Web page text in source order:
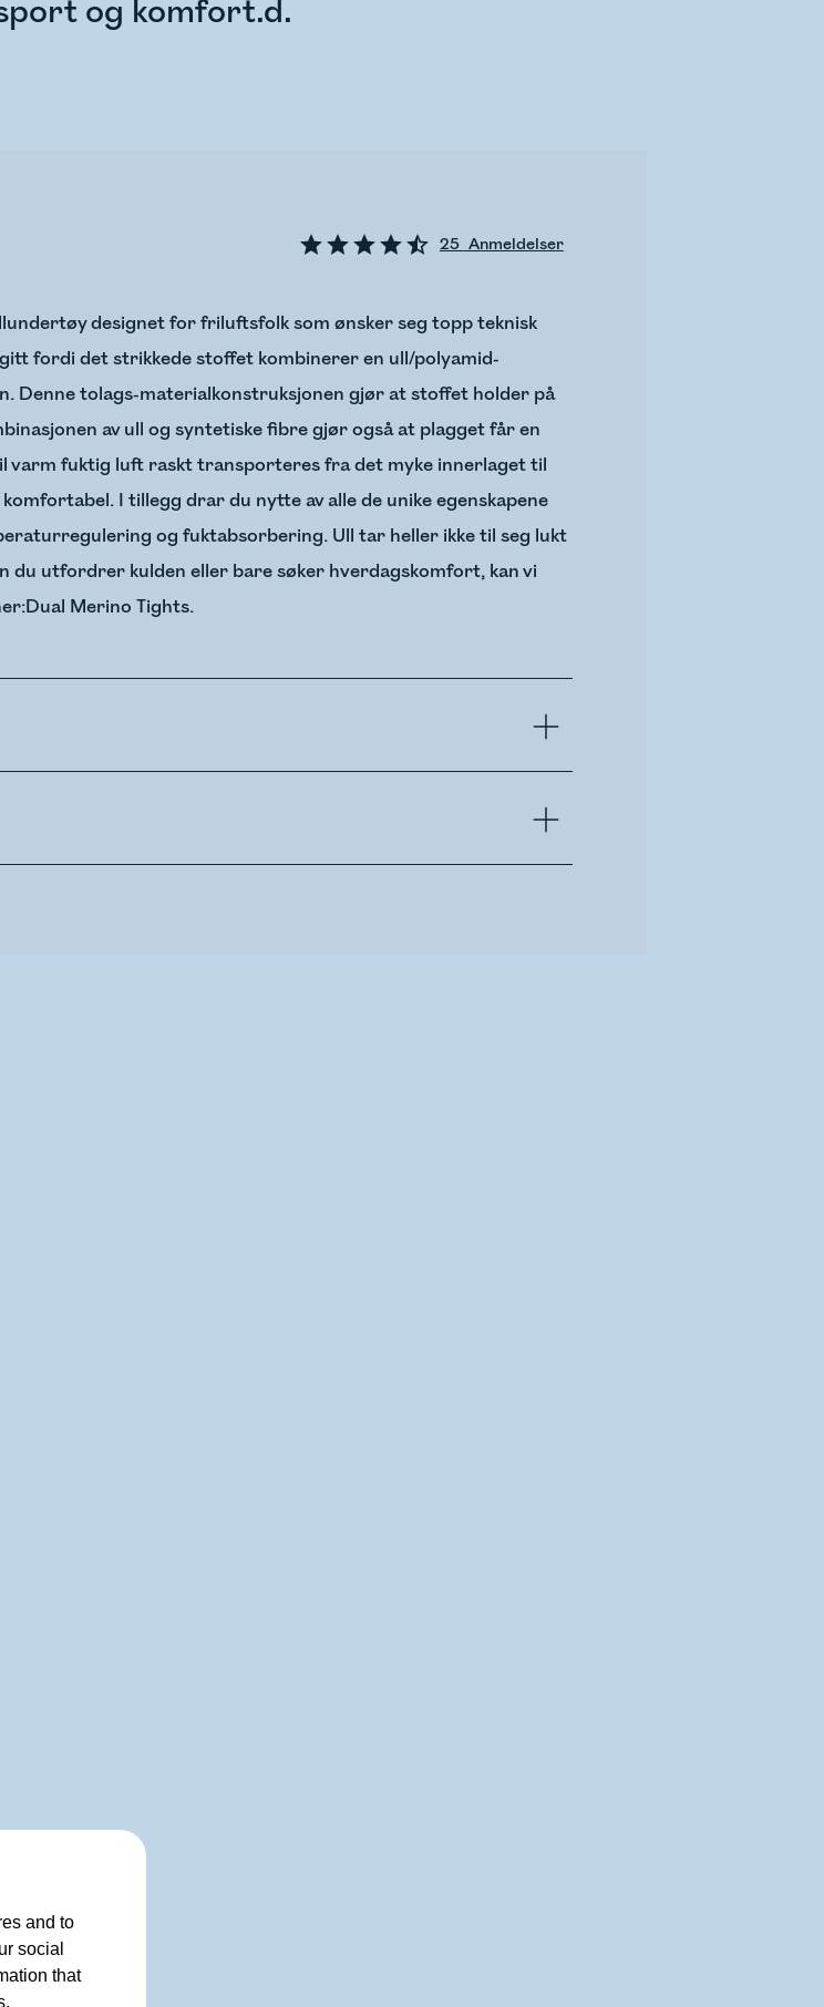
and to
social
that
og komfort.d.
25 Anmeldelser
designet for friluftsfolk som ønsker seg topp teknisk
fordi det strikkede stoffet kombinerer en ull/polyamid-
Denne tolags-materialkonstruksjonen gjør at stoffet holder på
av ull og syntetiske fibre gjør også at plagget får en
varm fuktig luft raskt transporteres fra det myke innerlaget til
I tillegg drar du nytte av alle de unike egenskapene
og fuktabsorbering. Ull tar heller ikke til seg lukt
du utfordrer kulden eller bare søker hverdagskomfort, kan vi
Merino Tights.